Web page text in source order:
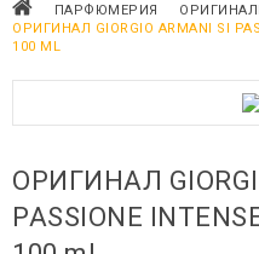
ПАРФЮМЕРИЯ
ОРИГИНАЛ GIORGIO ARMANI SI
100 ML
ОРИГИНАЛ
PASSIONE